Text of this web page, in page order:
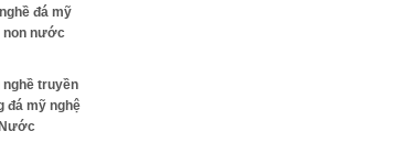
đá mỹ
non nước
nghề truyền
đá mỹ nghệ